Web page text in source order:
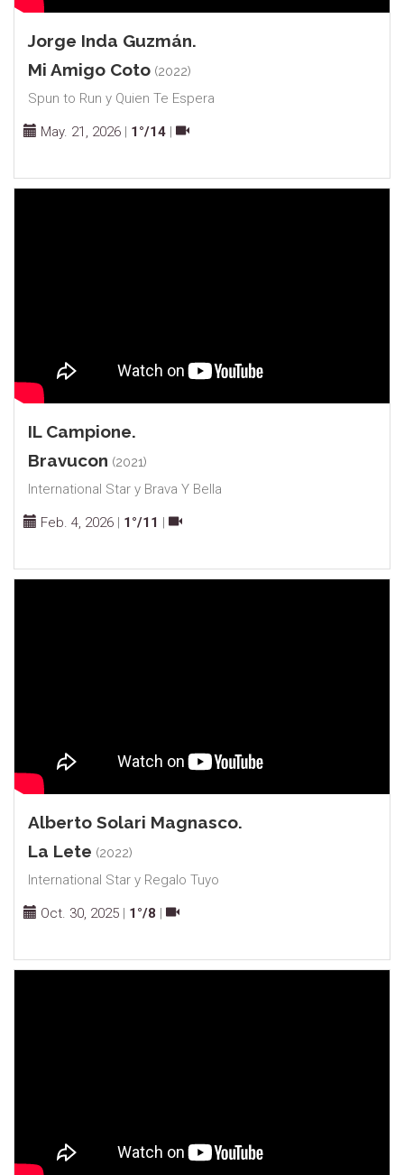
Jorge Inda Guzmán.
Mi Amigo Coto (2022)
Spun to Run y Quien Te Espera
May. 21, 2026 | 1°/14 |
IL Campione.
Bravucon (2021)
International Star y Brava Y Bella
Feb. 4, 2026 | 1°/11 |
Alberto Solari Magnasco.
La Lete (2022)
International Star y Regalo Tuyo
Oct. 30, 2025 | 1°/8 |